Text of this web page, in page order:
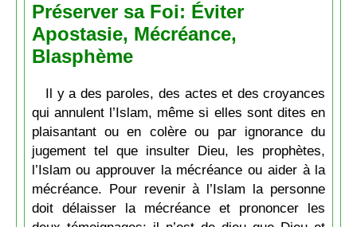
Préserver sa Foi: Éviter
Apostasie, Mécréance,
Blasphème
Il y a des paroles, des actes et des croyances
qui annulent l’Islam, même si elles sont dites en
plaisantant ou en colère ou par ignorance du
jugement tel que insulter Dieu, les prophètes,
l’Islam ou approuver la mécréance ou aider à la
mécréance. Pour revenir à l’Islam la personne
doit délaisser la mécréance et prononcer les